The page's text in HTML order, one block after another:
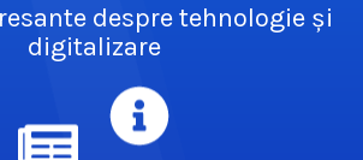
despre tehnologie și
digitalizare